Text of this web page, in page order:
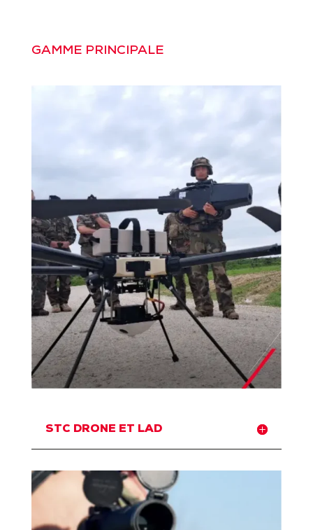
GAMME PRINCIPALE
STC DRONE ET LAD